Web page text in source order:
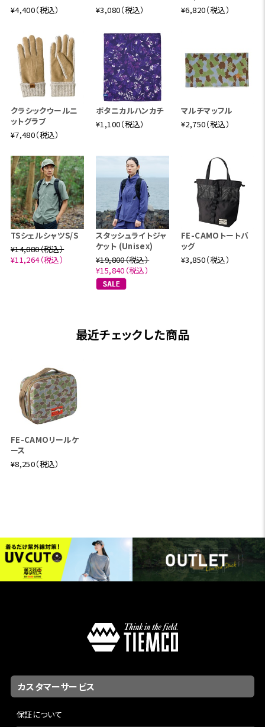
¥4,400（税込）
¥3,080（税込）
¥6,820（税込）
クラシックウールニ
ットグラブ
¥7,480（税込）
ボタニカルハンカチ
¥1,100（税込）
マルチマッフル
¥2,750（税込）
TSシェルシャツS/S
¥14,080（税込）
¥11,264（税込）
スタッシュライトジャ
ケット (Unisex)
¥19,800（税込）
¥15,840（税込）
FE-CAMOトートバ
ッグ
¥3,850（税込）
最近チェックした商品
FE-CAMOリールケ
ース
¥8,250（税込）
カスタマーサービス
保証について